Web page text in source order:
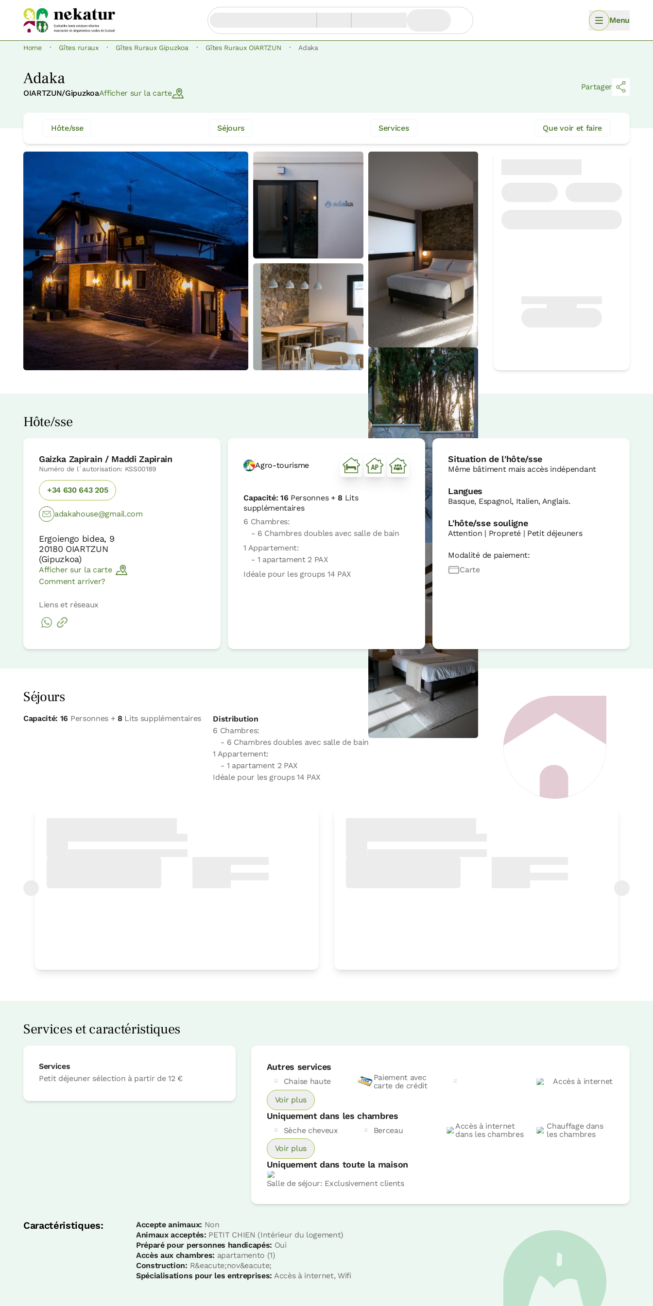
Menu
Home · Gîtes ruraux · Gîtes Ruraux Gipuzkoa · Gîtes Ruraux OIARTZUN · Adaka
Adaka
OIARTZUN/GipuzkoaAfficher sur la carte
Partager
Hôte/sse Séjours Services Que voir et faire
Hôte/sse
Gaizka Zapirain / Maddi Zapirain
Numéro de l´autorisation: KSS00189
+34 630 643 205
adakahouse@gmail.com
Ergoiengo bidea, 9
20180 OIARTZUN
(Gipuzkoa)
Afficher sur la carte
Comment arriver?
Liens et réseaux
Agro-tourisme
Capacité:16 Personnes + 8 Lits
supplémentaires
6 Chambres:
- 6 Chambres doubles avec salle de bain
1 Appartement:
- 1 apartament 2 PAX
Idéale pour les groups 14 PAX
Situation de l'hôte/sse
Même bâtiment mais accès indépendant
Langues
Basque, Espagnol, Italien, Anglais.
L'hôte/sse souligne
Attention | Propreté | Petit déjeuners
Modalité de paiement:
Carte
Séjours
Capacité: 16 Personnes + 8 Lits supplémentaires
Distribution
6 Chambres:
- 6 Chambres doubles avec salle de bain
1 Appartement:
- 1 apartament 2 PAX
Idéale pour les groups 14 PAX
Services et caractéristiques
Services
Petit déjeuner sélection à partir de 12 €
Autres services
Chaise haute
Paiement avec
carte de crédit
Accès à internet
Voir plus
Uniquement dans les chambres
Sèche cheveux Berceau
Accès à internet
dans les chambres
Chauffage dans
les chambres
Voir plus
Uniquement dans toute la maison
Salle de séjour: Exclusivement clients
Caractéristiques: Accepte animaux: Non
Animaux acceptés: PETIT CHIEN (Intérieur du logement)
Préparé pour personnes handicapés: Oui
Accès aux chambres: apartamento (1)
Construction: R&eacute;nov&eacute;
Spécialisations pour les entreprises: Accès à internet, Wifi